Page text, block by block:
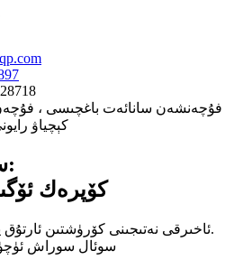
فۇچەنشەن سانائەت باغچىسى ،
كېچياۋ
سوئال يوللاڭ:
كۆپرەك
ئاخىرقى نەتىجىنى كۆرۈشتىن ئارتۇق ياخشى نەرسە يوق.
سوئال سوراش